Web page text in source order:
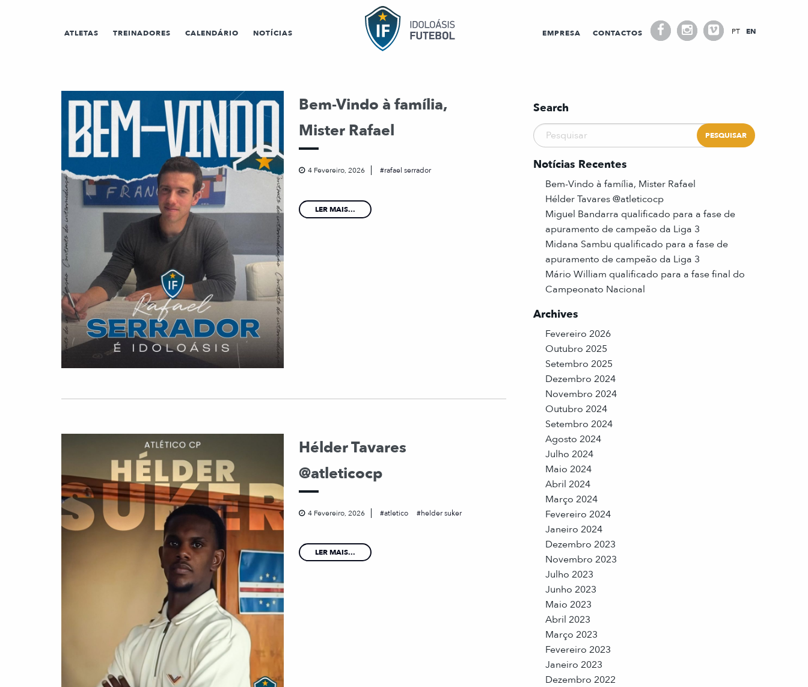
ATLETAS TREINADORES CALENDÁRIO NOTÍCIAS EMPRESA CONTACTOS PT EN
Bem-Vindo à família,
Mister Rafael
4 Fevereiro, 2026 rafael serrador
LER MAIS...
Hélder Tavares
@atleticocp
4 Fevereiro, 2026 atletico helder suker
LER MAIS...
Search
Notícias Recentes
Bem-Vindo à família, Mister Rafael
Hélder Tavares @atleticocp
Miguel Bandarra qualificado para a fase de
apuramento de campeão da Liga 3
Midana Sambu qualificado para a fase de
apuramento de campeão da Liga 3
Mário William qualificado para a fase final do
Campeonato Nacional
Archives
Fevereiro 2026
Outubro 2025
Setembro 2025
Dezembro 2024
Novembro 2024
Outubro 2024
Setembro 2024
Agosto 2024
Julho 2024
Maio 2024
Abril 2024
Março 2024
Fevereiro 2024
Janeiro 2024
Dezembro 2023
Novembro 2023
Julho 2023
Junho 2023
Maio 2023
Abril 2023
Março 2023
Fevereiro 2023
Janeiro 2023
Dezembro 2022